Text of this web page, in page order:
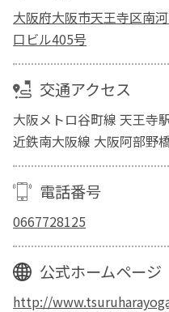
大阪府大阪市天王寺区南
口ビル405号
交通アクセス
大阪メトロ谷町線 天王寺
近鉄南大阪線 大阪阿部野
電話番号
0667728125
公式ホームページ
http://